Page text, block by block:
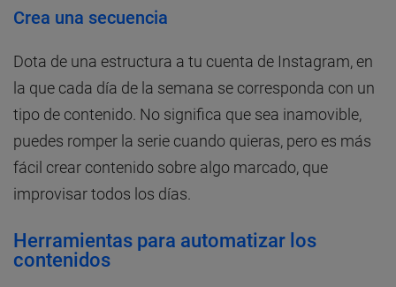
Crea una secuencia
Dota de una estructura a tu cuenta de Instagram, en
la que cada día de la semana se corresponda con un
tipo de contenido. No significa que sea inamovible,
puedes romper la serie cuando quieras, pero es más
fácil crear contenido sobre algo marcado, que
improvisar todos los días.
Herramientas para automatizar los
contenidos